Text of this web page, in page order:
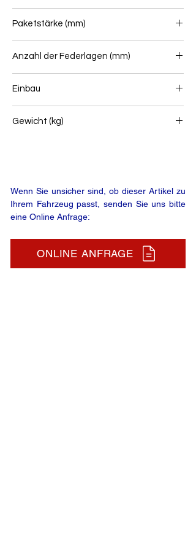
Paketstärke (mm)
Anzahl der Federlagen (mm)
Einbau
Gewicht (kg)
Wenn Sie unsicher sind, ob dieser Artikel zu
Ihrem Fahrzeug passt, senden Sie uns bitte
eine Online Anfrage:
ONLINE ANFRAGE